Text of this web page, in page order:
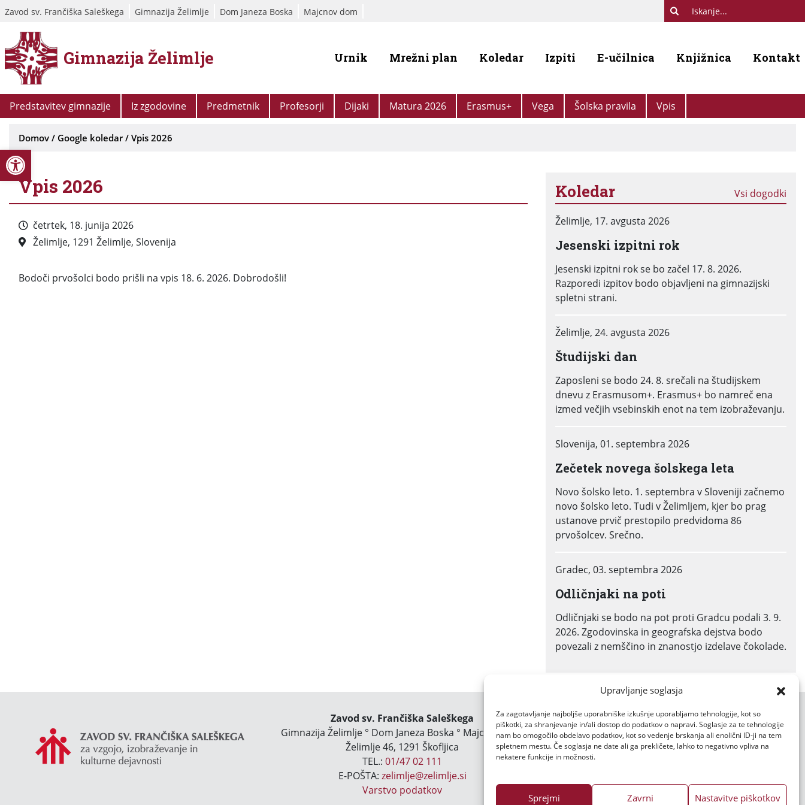
Open toolbar
Upravljanje soglasja
Za zagotavljanje najboljše uporabniške izkušnje uporabljamo tehnologije, kot so
piškotki, za shranjevanje in/ali dostop do podatkov o napravi. Soglasje za te tehnologije
nam bo omogočilo obdelavo podatkov, kot so vedenje brskanja ali enolični ID-ji na tem
spletnem mestu. Če soglasja ne date ali ga prekličete, lahko to negativno vpliva na
nekatere funkcije in možnosti.
Sprejmi Zavrni Nastavitve piškotkov
Zavod sv. Frančiška Saleškega Gimnazija Želimlje Dom Janeza Boska Majcnov dom
Gimnazija Želimlje Urnik Mrežni plan Koledar Izpiti E-učilnica Knjižnica Kontakt
Predstavitev gimnazije Iz zgodovine Predmetnik Profesorji Dijaki Matura 2026 Erasmus+ Vega Šolska pravila Vpis
Domov / Google koledar/ Vpis 2026
Vpis 2026
četrtek, 18. junija 2026
Želimlje, 1291 Želimlje, Slovenija
Bodoči prvošolci bodo prišli na vpis 18. 6. 2026. Dobrodošli!
Koledar Vsi dogodki
Želimlje, 17. avgusta 2026
Jesenski izpitni rok
Jesenski izpitni rok se bo začel 17. 8. 2026.
Razporedi izpitov bodo objavljeni na gimnazijski
spletni strani.
Želimlje, 24. avgusta 2026
Študijski dan
Zaposleni se bodo 24. 8. srečali na študijskem
dnevu z Erasmusom+. Erasmus+ bo namreč ena
izmed večjih vsebinskih enot na tem izobraževanju.
Slovenija, 01. septembra 2026
Zečetek novega šolskega leta
Novo šolsko leto. 1. septembra v Sloveniji začnemo
novo šolsko leto. Tudi v Želimljem, kjer bo prag
ustanove prvič prestopilo predvidoma 86
prvošolcev. Srečno.
Gradec, 03. septembra 2026
Odličnjaki na poti
Odličnjaki se bodo na pot proti Gradcu podali 3. 9.
2026. Zgodovinska in geografska dejstva bodo
povezali z nemščino in znanostjo izdelave čokolade.
Zavod sv. Frančiška Saleškega
Gimnazija Želimlje ° Dom Janeza Boska ° Majcnov dom
Želimlje 46, 1291 Škofljica
TEL.:01/47 02 111
E-POŠTA: zelimlje@zelimlje.si
Varstvo podatkov